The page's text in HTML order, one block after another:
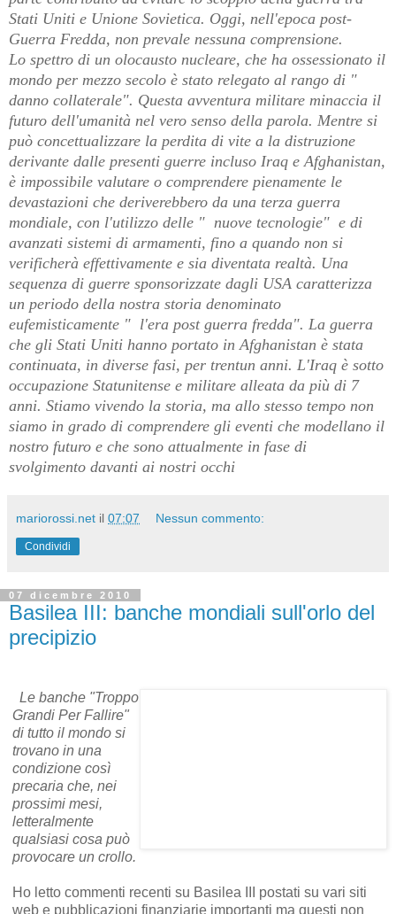
Stati Uniti e Unione Sovietica. Oggi, nell'epoca post-
Guerra Fredda, non prevale nessuna comprensione.
Lo spettro di un olocausto nucleare, che ha ossessionato il
mondo per mezzo secolo è stato relegato al rango di "
danno collaterale". Questa avventura militare minaccia il
futuro dell'umanità nel vero senso della parola. Mentre si
può concettualizzare la perdita di vite a la distruzione
derivante dalle presenti guerre incluso Iraq e Afghanistan,
è impossibile valutare o comprendere pienamente le
devastazioni che deriverebbero da una terza guerra
mondiale, con l'utilizzo delle " nuove tecnologie" e di
avanzati sistemi di armamenti, fino a quando non si
verificherà effettivamente e sia diventata realtà. Una
sequenza di guerre sponsorizzate dagli USA caratterizza
un periodo della nostra storia denominato
eufemisticamente " l'era post guerra fredda". La guerra
che gli Stati Uniti hanno portato in Afghanistan è stata
continuata, in diverse fasi, per trentun anni. L'Iraq è sotto
occupazione Statunitense e militare alleata da più di 7
anni. Stiamo vivendo la storia, ma allo stesso tempo non
siamo in grado di comprendere gli eventi che modellano il
nostro futuro e che sono attualmente in fase di
svolgimento davanti ai nostri occhi
mariorossi.net il 07:07 Nessun commento:
Condividi
07 dicembre 2010
Basilea III: banche mondiali sull'orlo del
precipizio
Le banche "Troppo
Grandi Per Fallire"
di tutto il mondo si
trovano in una
condizione così
precaria che, nei
prossimi mesi,
letteralmente
qualsiasi cosa può
provocare un crollo.
Ho letto commenti recenti su Basilea III postati su vari siti
web e pubblicazioni finanziarie importanti ma questi non